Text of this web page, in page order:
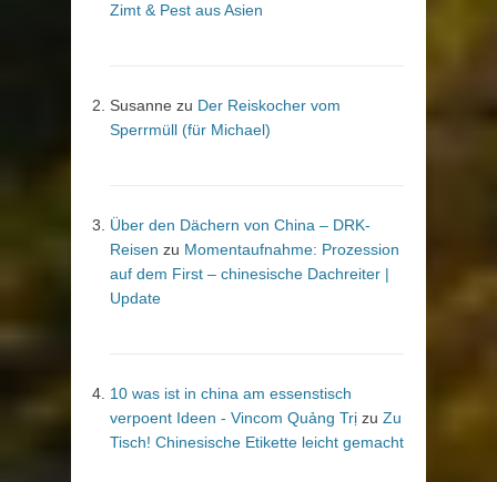
Zimt & Pest aus Asien
Susanne zu Der Reiskocher vom
Sperrmüll (für Michael)
Über den Dächern von China – DRK-
Reisen zu Momentaufnahme: Prozession
auf dem First – chinesische Dachreiter |
Update
10 was ist in china am essenstisch
verpoent Ideen - Vincom Quảng Trị zu Zu
Tisch! Chinesische Etikette leicht gemacht